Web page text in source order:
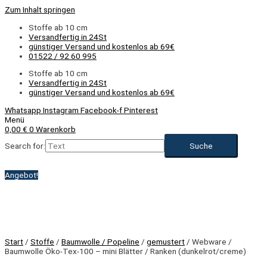
Zum Inhalt springen
Stoffe ab 10 cm
Versandfertig in 24St
günstiger Versand und kostenlos ab 69€
01522 / 92 60 995
Stoffe ab 10 cm
Versandfertig in 24St
günstiger Versand und kostenlos ab 69€
Whatsapp Instagram Facebook-fPinterest
Menü
0,00 € 0 Warenkorb
Search for:
Angebot!
Start / Stoffe / Baumwolle / Popeline / gemustert / Webware /
Baumwolle Öko-Tex-100 – mini Blätter / Ranken (dunkelrot/creme)